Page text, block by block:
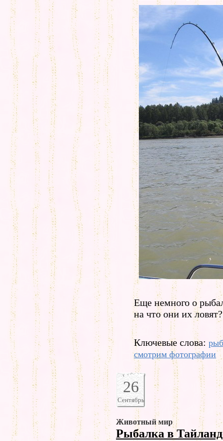
Еще немного о
на что они их
Ключевые слова:
смотрим фотографии
26
Сентябрь
Животный мир
Рыбалка в